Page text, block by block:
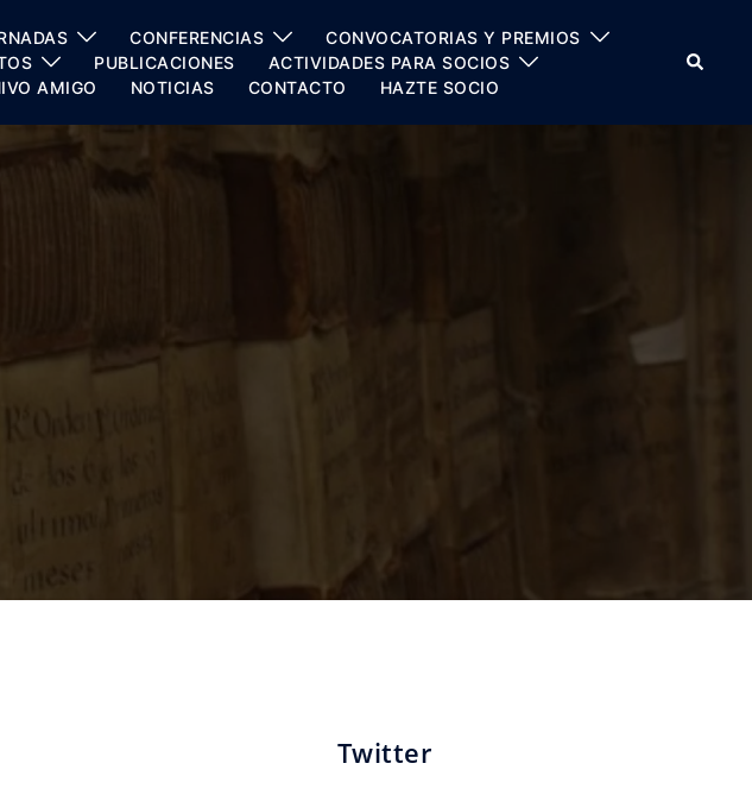
CONFERENCIAS
CONVOCATORIAS Y PREMIOS
PUBLICACIONES
ACTIVIDADES PARA SOCIOS
AMIGO NOTICIAS CONTACTO HAZTE SOCIO
Buscar
Twitter